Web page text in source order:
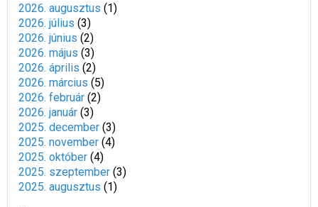
2026. augusztus (1)
2026. július (3)
2026. június (2)
2026. május (3)
2026. április (2)
2026. március (5)
2026. február (2)
2026. január (3)
2025. december (3)
2025. november (4)
2025. október (4)
2025. szeptember (3)
2025. augusztus (1)